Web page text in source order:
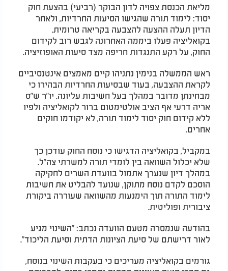
מליאת הכנסת צפויה לדון הבוקר (רביעי) בהצעת חוק
יסוד: לימוד תורה שהגישו הסיעות החרדיות, ולאחר
הדיון תעלה ההצעה להצבעה בקריאה טרומית.
בקואליציה פעלו ביממה האחרונה לגבש רוב לקידום
החוק, על רקע התנגדות חריפה מצד סיעות האופוזיציה.
ראש הממשלה בנימין נתניהו קיים מאמצים אינטנסיביים
לקראת ההצבעה, בעוד שבסיעות החרדיות הבהירו כי
מבחינתן מדובר במהלך בעל חשיבות עליונה. יו"ר ש"ס
אריה דרעי אף הציב אולטימטום ברור לקואליציה ולפיו
ללא קידום חוק יסוד לימוד תורה, לא יקודמו חוקים
אחרים.
במקביל, בקואליציה הדגישו כי נוסח החוק עודכן כך
שלא יכלול השוואה בין לומדי תורה למשרתי צה"ל.
במהלך דיון שנערך אתמול בוועדת השרים לחקיקה
הוסכם לקדם נוסח מתוקן, שנועד להבליט את חשיבות
לימוד התורה תוך הימנעות מהשוואה שעוררה ביקורת
ציבורית ופוליטית.
בהודעה שנמסרה מטעם הוועדה נכתב: "השינוי מגיע
לאור דרישתם של סיעת הציונות הדתית וסיעת הליכוד".
גורמים בקואליציה מעריכים כי בעקבות השינוי בנוסח,